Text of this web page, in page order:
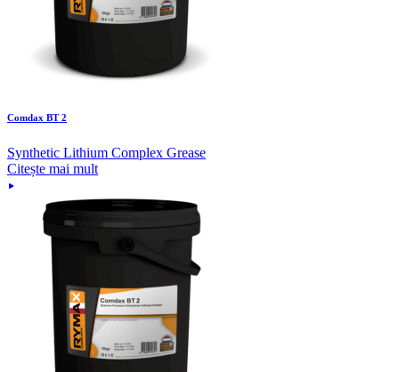
Comdax BT 2
Synthetic Lithium Complex Grease
Citește mai mult